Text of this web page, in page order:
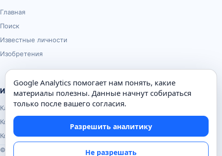
Главная
Поиск
Известные личности
Изобретения
Информация
Карта сайта
Контакты
Конфиденциальность
© Почемуха.ру, 2010–2026
Google Analytics помогает нам понять, какие
материалы полезны. Данные начнут собираться
только после вашего согласия.
Разрешить аналитику
Не разрешать